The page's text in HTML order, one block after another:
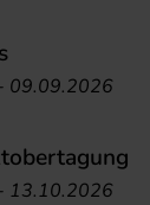
09.09.2026
13.10.2026